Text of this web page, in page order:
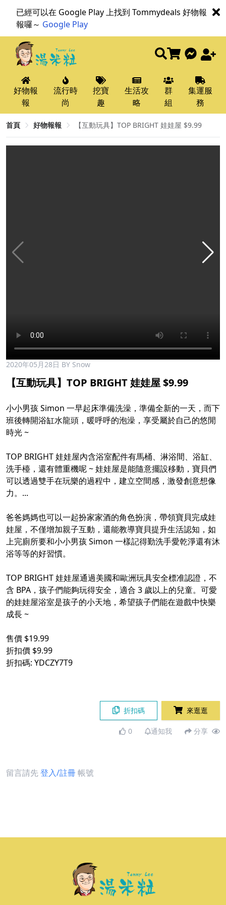
已經可以在 Google Play 上找到 Tommydeals 好物報
報囉～ Google Play
好物報
報
流行時
尚
挖寶
趣
生活攻
略
群
組
集運服
務
首頁 好物報報 【互動玩具】TOP BRIGHT 娃娃屋 $9.99
2020年05月28日 BY Snow
【互動玩具】TOP BRIGHT 娃娃屋 $9.99
小小男孩 Simon 一早起床準備洗澡，準備全新的一天，而下
班後轉開浴缸水龍頭，暖呼呼的泡澡，享受屬於自己的悠閒
時光 ~
TOP BRIGHT 娃娃屋內含浴室配件有馬桶、淋浴間、浴缸、
洗手檯，還有體重機呢 ~ 娃娃屋是能隨意擺設移動，寶貝們
可以透過雙手在玩樂的過程中，建立空間感，激發創意想像
力。...
爸爸媽媽也可以一起扮家家酒的角色扮演，帶領寶貝完成娃
娃屋，不僅增加親子互動，還能教導寶貝提升生活認知，如
上完廁所要和小小男孩 Simon 一樣記得勤洗手愛乾淨還有沐
浴等等的好習慣。
TOP BRIGHT 娃娃屋通過美國和歐洲玩具安全標准認證，不
含 BPA，孩子們能夠玩得安全，適合 3 歲以上的兒童。可愛
的娃娃屋浴室是孩子的小天地，希望孩子們能在遊戲中快樂
成長 ~
售價 $19.99
折扣價 $9.99
折扣碼: YDCZY7T9
折扣碼 來逛逛
0 通知我 分享
留言請先登入/註冊帳號